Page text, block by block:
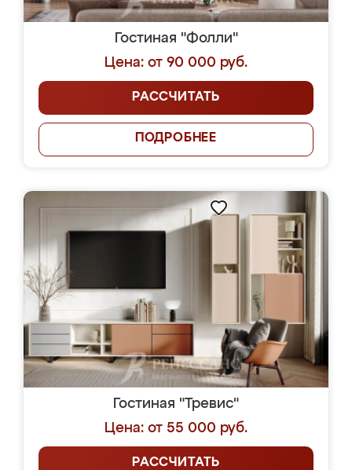
Гостиная "Фолли"
Цена: от 90 000 руб.
РАССЧИТАТЬ
ПОДРОБНЕЕ
Гостиная "Тревис"
Цена: от 55 000 руб.
РАССЧИТАТЬ